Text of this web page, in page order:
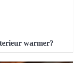
warmer?